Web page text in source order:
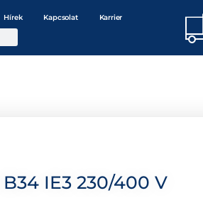
Hírek Kapcsolat Karrier
IE3 230/400 V